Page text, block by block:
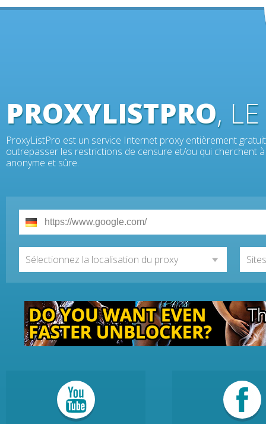
PROXYLISTPRO, LE
ProxyListPro est un service Internet proxy entièrement
outrepasser les restrictions de censure et/ou qui cherchent
anonyme et sûre.
Sélectionnez la localisation du proxy